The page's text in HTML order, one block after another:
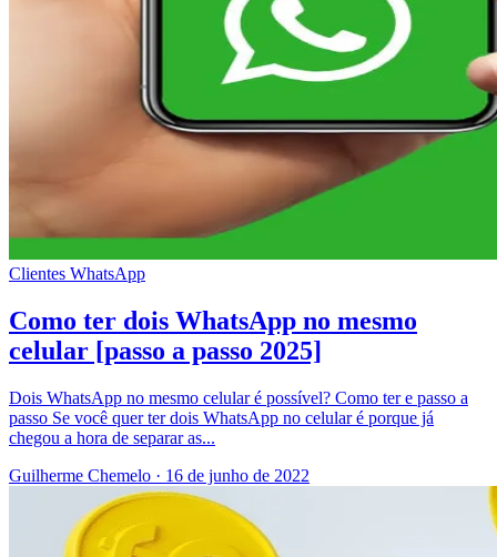
Clientes WhatsApp
Como ter dois WhatsApp no mesmo
celular [passo a passo 2025]
Dois WhatsApp no mesmo celular é possível? Como ter e passo a
passo Se você quer ter dois WhatsApp no celular é porque já
chegou a hora de separar as...
Guilherme Chemelo · 16 de junho de 2022